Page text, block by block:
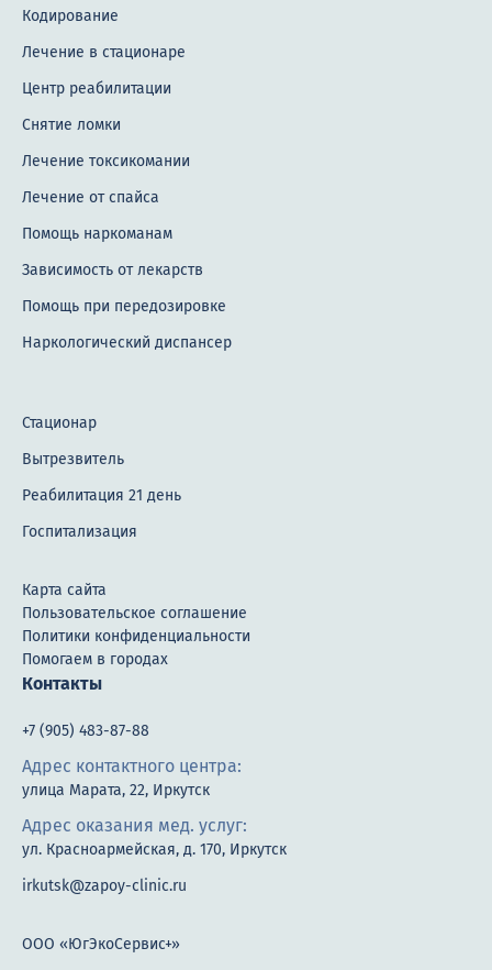
Карта сайта
Пользовательское соглашение
Политики конфиденциальности
Помогаем в городах
Контакты
+7 (905) 483-87-88
Адрес контактного центра:
улица Марата, 22, Иркутск
Адрес оказания мед. услуг:
ул. Красноармейская, д. 170, Иркутск
irkutsk@zapoy-clinic.ru
ООО «ЮгЭкоСервис+»
Кодирование
Лечение в стационаре
Центр реабилитации
Снятие ломки
Лечение токсикомании
Лечение от спайса
Помощь наркоманам
Зависимость от лекарств
Помощь при передозировке
Наркологический диспансер
Стационар
Вытрезвитель
Реабилитация 21 день
Госпитализация